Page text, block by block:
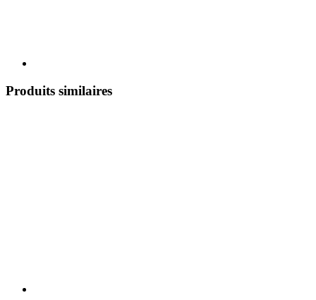
Produits similaires